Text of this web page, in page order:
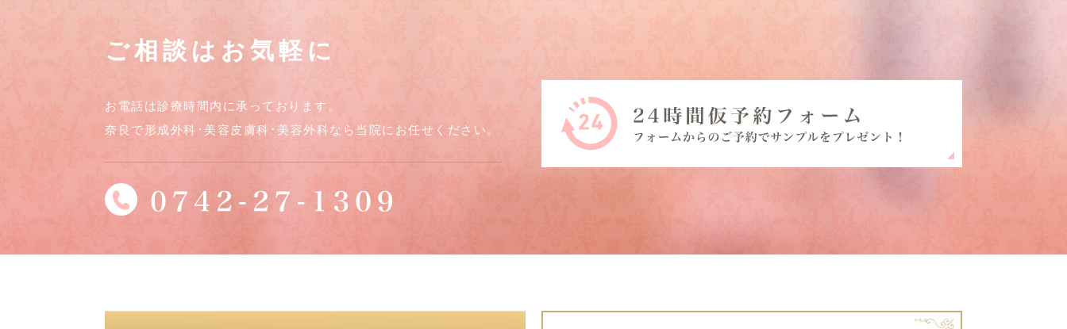
ご相談はお気軽に
お電話は診療時間内に承っております。
奈良で形成外科･美容皮膚科･美容外科なら当院にお任せください。